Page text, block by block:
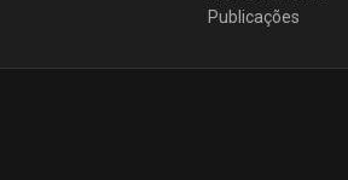
Publicações